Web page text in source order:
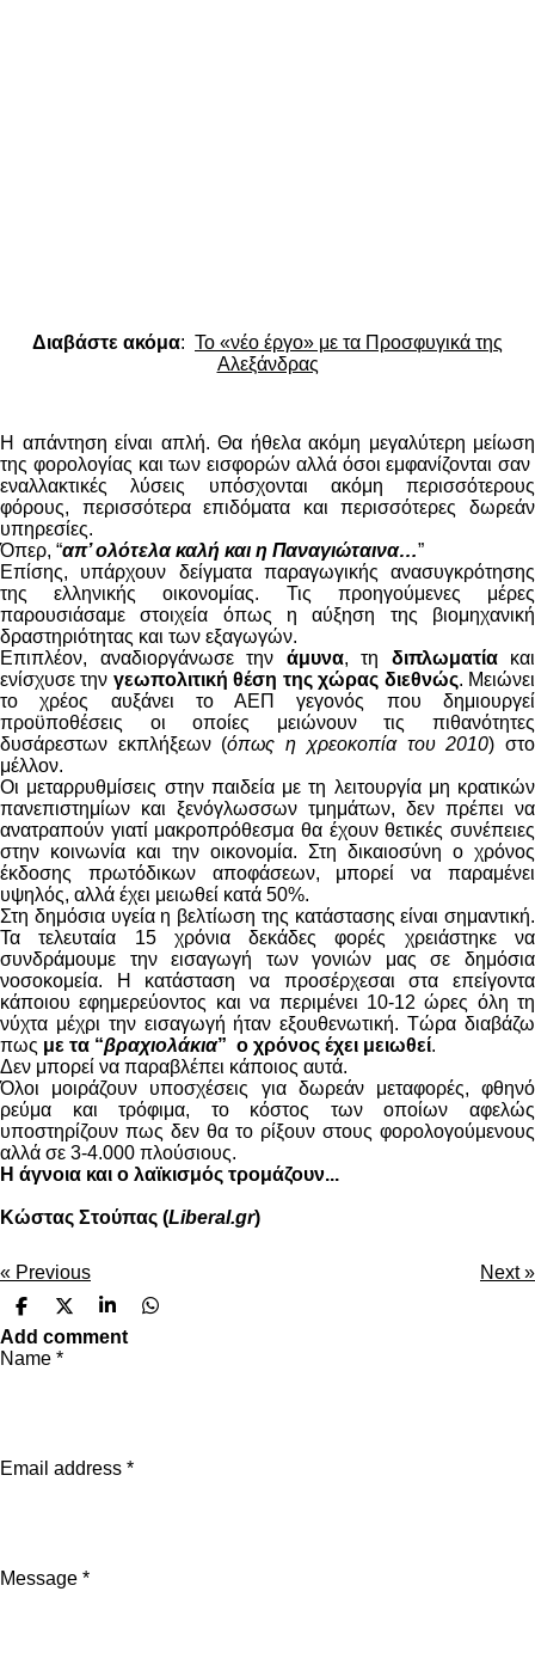
Διαβάστε ακόμα: Το «νέο έργο» με τα Προσφυγικά της
Αλεξάνδρας
Η απάντηση είναι απλή. Θα ήθελα ακόμη μεγαλύτερη μείωση
της φορολογίας και των εισφορών αλλά όσοι εμφανίζονται σαν
εναλλακτικές λύσεις υπόσχονται ακόμη περισσότερους
φόρους, περισσότερα επιδόματα και περισσότερες δωρεάν
υπηρεσίες.
Όπερ, “απ’ ολότελα καλή και η Παναγιώταινα…”
Επίσης, υπάρχουν δείγματα παραγωγικής ανασυγκρότησης
της ελληνικής οικονομίας. Τις προηγούμενες μέρες
παρουσιάσαμε στοιχεία όπως η αύξηση της βιομηχανική
δραστηριότητας και των εξαγωγών.
Επιπλέον, αναδιοργάνωσε την άμυνα, τη διπλωματίακαι
ενίσχυσε την γεωπολιτική θέση της χώρας διεθνώς. Μειώνει
το χρέος αυξάνει το ΑΕΠ γεγονός που δημιουργεί
προϋποθέσεις οι οποίες μειώνουν τις πιθανότητες
δυσάρεστων εκπλήξεων (όπως η χρεοκοπία του 2010) στο
μέλλον.
Οι μεταρρυθμίσεις στην παιδεία με τη λειτουργία μη κρατικών
πανεπιστημίων και ξενόγλωσσων τμημάτων, δεν πρέπει να
ανατραπούν γιατί μακροπρόθεσμα θα έχουν θετικές συνέπειες
στην κοινωνία και την οικονομία. Στη δικαιοσύνη ο χρόνος
έκδοσης πρωτόδικων αποφάσεων, μπορεί να παραμένει
υψηλός, αλλά έχει μειωθεί κατά 50%.
Στη δημόσια υγεία η βελτίωση της κατάστασης είναι σημαντική.
Τα τελευταία 15 χρόνια δεκάδες φορές χρειάστηκε να
συνδράμουμε την εισαγωγή των γονιών μας σε δημόσια
νοσοκομεία. Η κατάσταση να προσέρχεσαι στα επείγοντα
κάποιου εφημερεύοντος και να περιμένει 10-12 ώρες όλη τη
νύχτα μέχρι την εισαγωγή ήταν εξουθενωτική. Τώρα διαβάζω
πως με τα “βραχιολάκια” ο χρόνος έχει μειωθεί.
Δεν μπορεί να παραβλέπει κάποιος αυτά.
Όλοι μοιράζουν υποσχέσεις για δωρεάν μεταφορές, φθηνό
ρεύμα και τρόφιμα, το κόστος των οποίων αφελώς
υποστηρίζουν πως δεν θα το ρίξουν στους φορολογούμενους
αλλά σε 3-4.000 πλούσιους.
Η άγνοια και ο λαϊκισμός τρομάζουν...
Κώστας Στούπας (Liberal.gr)
« Previous Next»
S
h
a
r
S
h
a
S
h
S
Add comment
Name *
Email address *
Message *